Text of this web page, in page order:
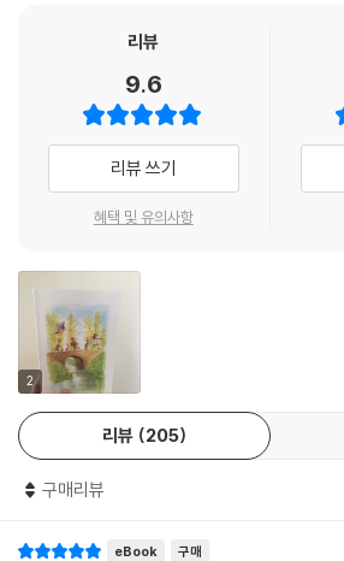
리뷰
9.6
리뷰 쓰기
혜택 및 유의사항
2
리뷰 205
구매리뷰
eBook 구매